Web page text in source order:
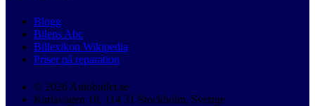
Blogg
Bilens Abc
Billexikon Wikipedia
Priser på reparation
© 2026 Autobutler.se
Karlavägen 18, 114 31 Stockholm, Sverige